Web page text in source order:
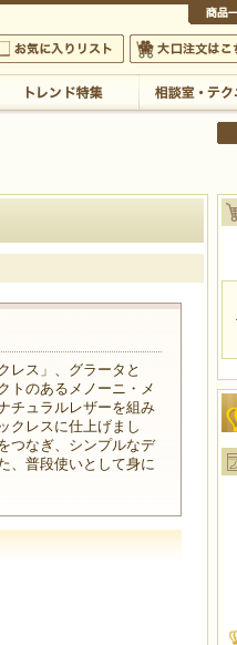
に入りリスト 大口注文はこちら
レス」、グラータと
トのあるメノーニ・メ
チュラルレザーを組み
クレスに仕上げまし
つなぎ、シンプルなデ
、普段使いとして身に